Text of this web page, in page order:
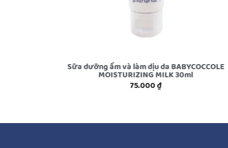
Sữa dưỡng ẩm và làm dịu da BABYCOCCOLE
MOISTURIZING MILK 30ml